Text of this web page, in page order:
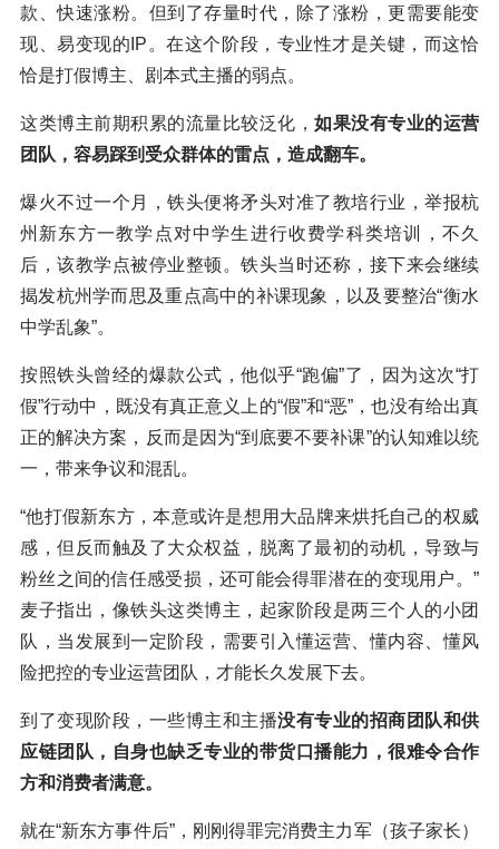
款、快速涨粉。但到了存量时代，除了涨粉，更需要能变
现、易变现的IP。在这个阶段，专业性才是关键，而这恰
恰是打假博主、剧本式主播的弱点。
这类博主前期积累的流量比较泛化， 如果没有专业的运营
团队，容易踩到受众群体的雷点，造成翻车。
爆火不过一个月，铁头便将矛头对准了教培行业，举报杭
州新东方一教学点对中学生进行收费学科类培训，不久
后，该教学点被停业整顿。铁头当时还称，接下来会继续
揭发杭州学而思及重点高中的补课现象，以及要整治“衡水
中学乱象”。
按照铁头曾经的爆款公式，他似乎“跑偏”了，因为这次“打
假”行动中，既没有真正意义上的“假”和“恶”，也没有给出真
正的解决方案，反而是因为“到底要不要补课”的认知难以统
一，带来争议和混乱。
“他打假新东方，本意或许是想用大品牌来烘托自己的权威
感，但反而触及了大众权益，脱离了最初的动机，导致与
粉丝之间的信任感受损，还可能会得罪潜在的变现用户。”
麦子指出，像铁头这类博主，起家阶段是两三个人的小团
队，当发展到一定阶段，需要引入懂运营、懂内容、懂风
险把控的专业运营团队，才能长久发展下去。
到了变现阶段，一些博主和主播没有专业的招商团队和供
应链团队，自身也缺乏专业的带货口播能力，很难令合作
方和消费者满意。
就在“新东方事件后”，刚刚得罪完消费主力军（孩子家长）